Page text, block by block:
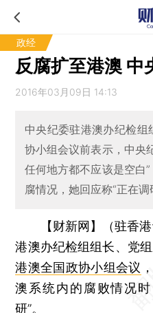
政经
反腐扩至港澳 中
2016年03月09日 14:13
中央纪委驻港澳办纪检
协小组会议前表示，中央
任何地方都不应该是空白
腐情况，她回应称“正在调
【财新网】（驻香
港澳办纪检组组长、党
港澳全国政协小组会议
澳系统内的腐败情况
研”。